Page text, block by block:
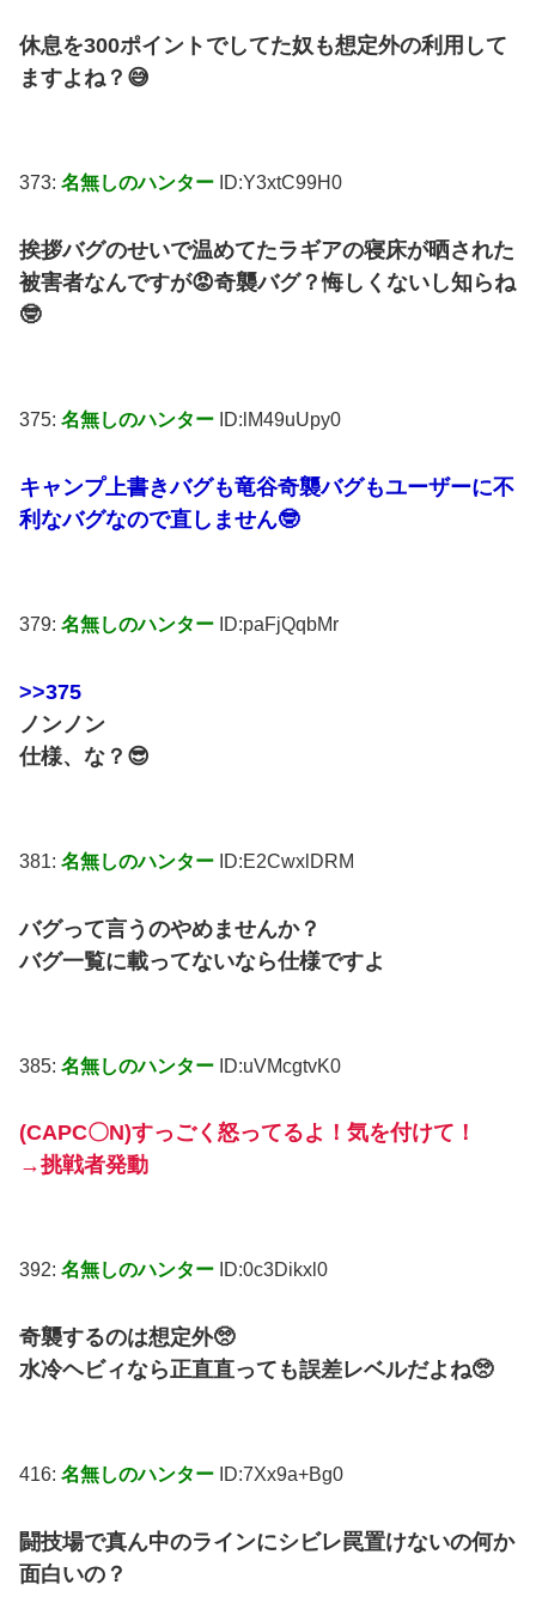
休息を300ポイントでしてた奴も想定外の利用して
ますよね？😅
373: 名無しのハンター ID:Y3xtC99H0
挨拶バグのせいで温めてたラギアの寝床が晒された
被害者なんですが😡奇襲バグ？悔しくないし知らね
🤓
375: 名無しのハンター ID:lM49uUpy0
キャンプ上書きバグも竜谷奇襲バグもユーザーに不
利なバグなので直しません🤓
379: 名無しのハンター ID:paFjQqbMr
>>375
ノンノン
仕様、な？😎
381: 名無しのハンター ID:E2CwxlDRM
バグって言うのやめませんか？
バグ一覧に載ってないなら仕様ですよ
385: 名無しのハンター ID:uVMcgtvK0
(CAPC〇N)すっごく怒ってるよ！気を付けて！
→挑戦者発動
392: 名無しのハンター ID:0c3Dikxl0
奇襲するのは想定外🥺
水冷ヘビィなら正直直っても誤差レベルだよね🥺
416: 名無しのハンター ID:7Xx9a+Bg0
闘技場で真ん中のラインにシビレ罠置けないの何か
面白いの？